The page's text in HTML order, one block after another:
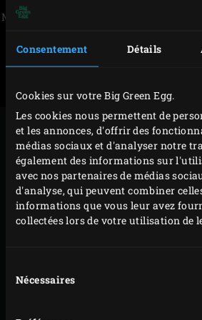
Consentement Détails
Cookies sur votre Big Green Egg.
Les cookies nous permettent de
et les annonces, d'offrir des
médias sociaux et d'analyser notre
également des informations sur
avec nos partenaires de médias
d'analyse, qui peuvent combiner
informations que vous leur avez
collectées lors de votre utilisation de
duNécessaires
Merci d'accepter
Après deux éditions aussi bien
en 2016 et 2017, Big Green Egg
organise de nouveau une Foire des
Cette journée dédicacée à la
année le dimanche 10 juin sur un